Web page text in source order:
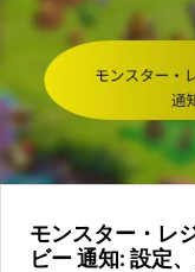
モンスター・レ
ビー 通知: 設定